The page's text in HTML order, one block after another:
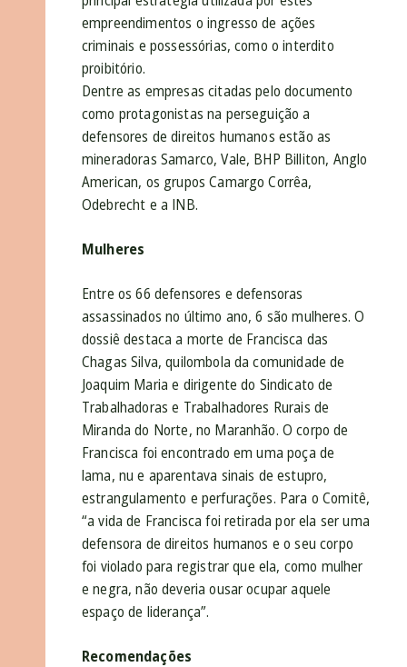
empreendimentos o ingresso de ações
criminais e possessórias, como o interdito
proibitório.
Dentre as empresas citadas pelo documento
como protagonistas na perseguição a
defensores de direitos humanos estão as
mineradoras Samarco, Vale, BHP Billiton, Anglo
American, os grupos Camargo Corrêa,
Odebrecht e a INB.
Mulheres
Entre os 66 defensores e defensoras
assassinados no último ano, 6 são mulheres. O
dossiê destaca a morte de Francisca das
Chagas Silva, quilombola da comunidade de
Joaquim Maria e dirigente do Sindicato de
Trabalhadoras e Trabalhadores Rurais de
Miranda do Norte, no Maranhão. O corpo de
Francisca foi encontrado em uma poça de
lama, nu e aparentava sinais de estupro,
estrangulamento e perfurações. Para o Comitê,
“a vida de Francisca foi retirada por ela ser uma
defensora de direitos humanos e o seu corpo
foi violado para registrar que ela, como mulher
e negra, não deveria ousar ocupar aquele
espaço de liderança”.
Recomendações